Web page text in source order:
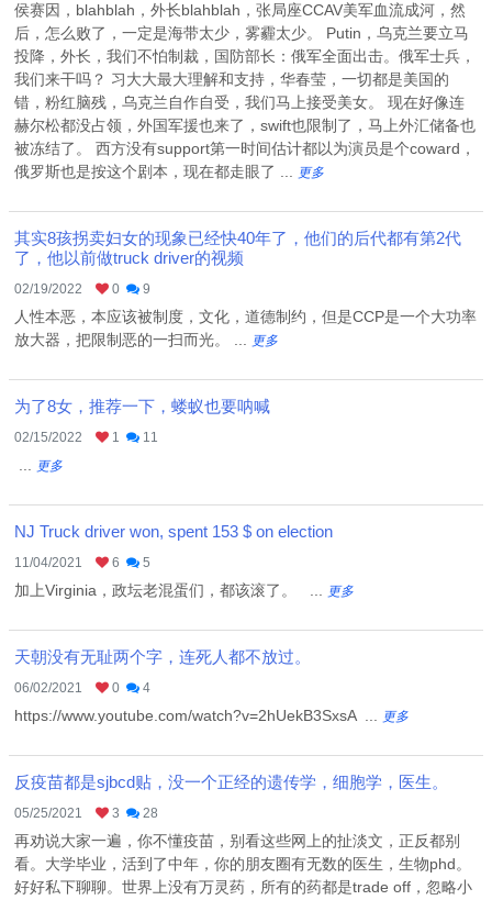
侯赛因，blahblah，外长blahblah，张局座CCAV美军血流成河，然
后，怎么败了，一定是海带太少，雾霾太少。 Putin，乌克兰要立马
投降，外长，我们不怕制裁，国防部长：俄军全面出击。俄军士兵，
我们来干吗？ 习大大最大理解和支持，华春莹，一切都是美国的
错，粉红脑残，乌克兰自作自受，我们马上接受美女。 现在好像连
赫尔松都没占领，外国军援也来了，swift也限制了，马上外汇储备也
被冻结了。 西方没有support第一时间估计都以为演员是个coward，
俄罗斯也是按这个剧本，现在都走眼了 ...
更多
其实8孩拐卖妇女的现象已经快40年了，他们的后代都有第2代
了，他以前做truck driver的视频
02/19/2022 0 9
人性本恶，本应该被制度，文化，道德制约，但是CCP是一个大功率
放大器，把限制恶的一扫而光。 ...
更多
为了8女，推荐一下，蝼蚁也要呐喊
02/15/2022 1 11
更多
NJ Truck driver won, spent 153 $ on election
11/04/2021 6 5
加上Virginia，政坛老混蛋们，都该滚了。 ... 更多
天朝没有无耻两个字，连死人都不放过。
06/02/2021 0 4
https://www.youtube.com/watch?v=2hUekB3SxsA ... 更多
反疫苗都是sjbcd贴，没一个正经的遗传学，细胞学，医生。
05/25/2021 3 28
再劝说大家一遍，你不懂疫苗，别看这些网上的扯淡文，正反都别
看。大学毕业，活到了中年，你的朋友圈有无数的医生，生物phd。
好好私下聊聊。世界上没有万灵药，所有的药都是trade off，忽略小